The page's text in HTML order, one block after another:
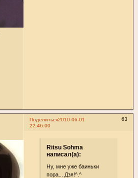
Поделиться 63
2010-06-01
22:46:00
Ritsu Sohma
написал(а):
Ну, мне уже баиньки
пора... Дзя!^.^